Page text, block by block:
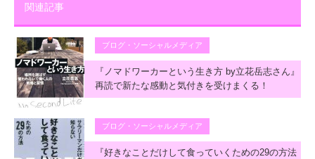
関連記事
ブログ・ソーシャルメディア
『ノマドワーカーという生き方 by立花岳志さん』
再読で新たな感動と気付きを受けまくる！
ブログ・ソーシャルメディア
『好きなことだけして食っていくための29の方法